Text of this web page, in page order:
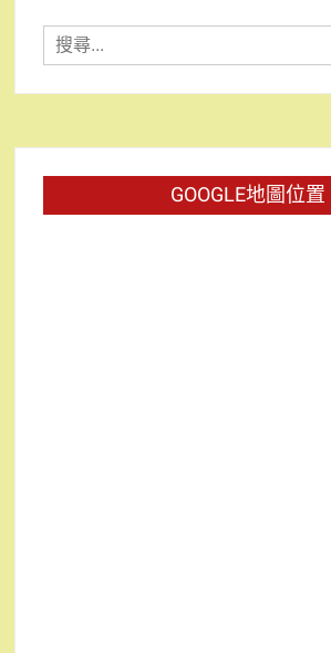
GOOGLE地圖位置